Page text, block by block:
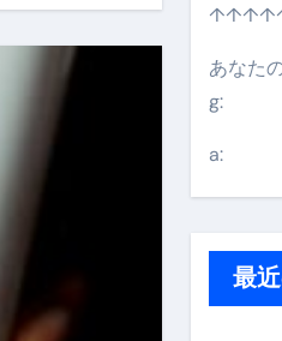
方を徹底解説
ラリーマン【2025年10月3
レ！
あなた
g:
a:
最